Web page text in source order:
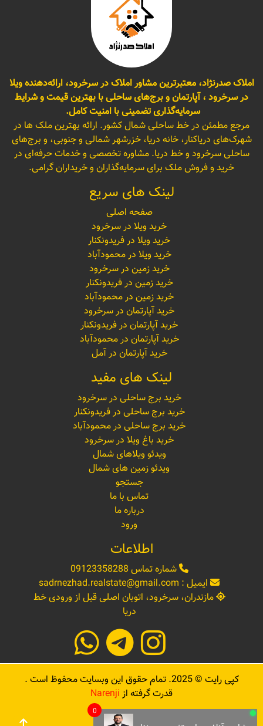
املاک صدرنژاد، معتبرترین مشاور املاک در سرخرود، ارائه‌دهنده ویلا
در سرخرود ، آپارتمان و برج‌های ساحلی با بهترین قیمت و شرایط
سرمایه‌گذاری تضمینی با امنیت کامل.
مرجع مطمئن در خط ساحلی شمال کشور. ارائه بهترین ملک ها در
شهرک‌های دریاکنار، خانه دریا، خزرشهر شمالی و جنوبی، و برج‌های
ساحلی سرخرود و خط دریا. مشاوره تخصصی و خدمات حرفه‌ای در
خرید و فروش ملک برای سرمایه‌گذاران و خریداران گرامی.
لینک های سریع
صفحه اصلی
خرید ویلا در سرخرود
خرید ویلا در فریدونکنار
خرید ویلا در محمودآباد
خرید زمین در سرخرود
خرید زمین در فریدونکنار
خرید زمین در محمودآباد
خرید آپارتمان در سرخرود
خرید آپارتمان در فریدونکنار
خرید آپارتمان در محمودآباد
خرید آپارتمان در آمل
لینک های مفید
خرید برج ساحلی در سرخرود
خرید برج ساحلی در فریدونکنار
خرید برج ساحلی در محمودآباد
خرید باغ ویلا در سرخرود
ویدئو ویلاهای شمال
ویدئو زمین های شمال
جستجو
تماس با ما
درباره ما
ورود
اطلاعات
شماره تماس 09123358288
ایمیل : sadrnezhad.realstate@gmail.com
مازندران، سرخرود، اتوبان اصلی قبل از ورودی خط
دریا
کپی رایت ©2025. تمام حقوق این وبسایت محفوظ است .
قدرت گرفته از Narenji
0